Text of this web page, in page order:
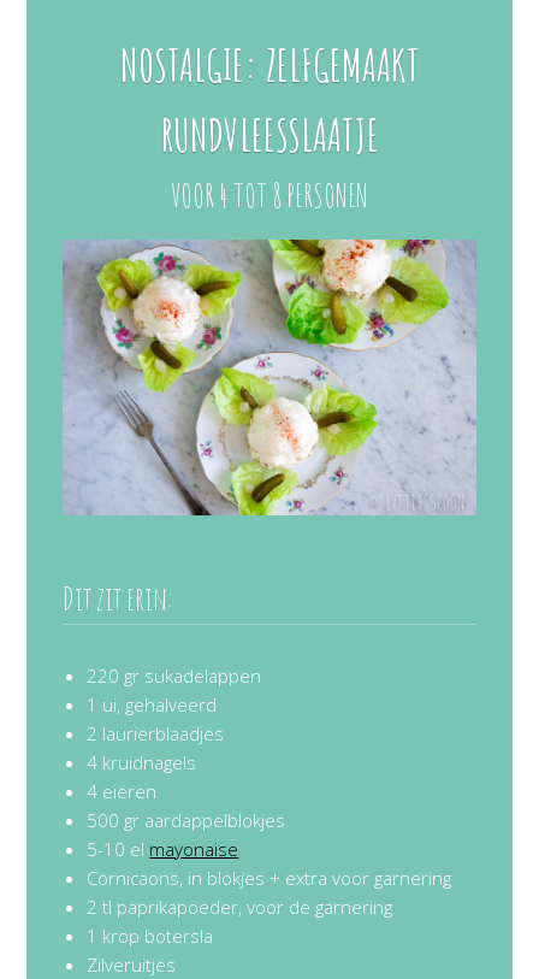
NOSTALGIE: ZELFGEMAAKT
RUNDVLEESSLAATJE
VOOR 4 TOT 8 PERSONEN
Dit zit erin:
220 gr sukadelappen
1 ui, gehalveerd
2 laurierblaadjes
4 kruidnagels
4 eieren
500 gr aardappelblokjes
5-10 el mayonaise
Cornicaons, in blokjes + extra voor garnering
2 tl paprikapoeder, voor de garnering
1 krop botersla
Zilveruitjes